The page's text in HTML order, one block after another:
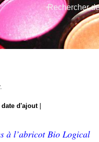
Rechercher
date d'ajout|
à l’abricot Bio Logical